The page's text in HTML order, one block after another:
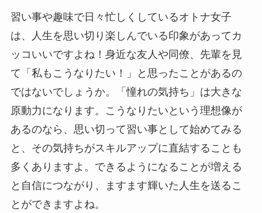
習い事や趣味で日々忙しくしているオトナ女子
は、人生を思い切り楽しんでいる印象があってカ
ッコいいですよね！身近な友人や同僚、先輩を見
て「私もこうなりたい！」と思ったことがあるの
ではないでしょうか。「憧れの気持ち」は大きな
原動力になります。こうなりたいという理想像が
あるのなら、思い切って習い事として始めてみる
と、その気持ちがスキルアップに直結することも
多くありますよ。できるようになることが増える
と自信につながり、ますます輝いた人生を送るこ
とができますよね。